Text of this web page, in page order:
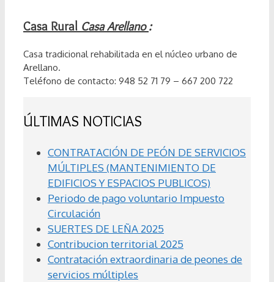
Casa Rural Casa Arellano:
Casa tradicional rehabilitada en el núcleo urbano de
Arellano.
Teléfono de contacto: 948 52 71 79 – 667 200 722
ÚLTIMAS NOTICIAS
CONTRATACIÓN DE PEÓN DE SERVICIOS
MÚLTIPLES (MANTENIMIENTO DE
EDIFICIOS Y ESPACIOS PUBLICOS)
Periodo de pago voluntario Impuesto
Circulación
SUERTES DE LEÑA 2025
Contribucion territorial 2025
Contratación extraordinaria de peones de
servicios múltiples